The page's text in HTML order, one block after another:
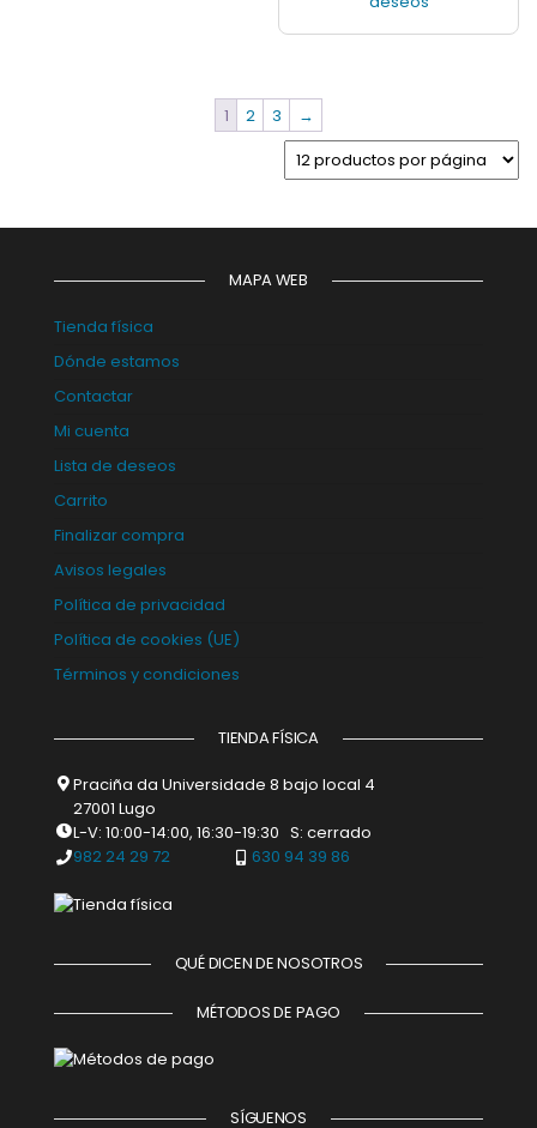
1 2 3 →
MAPA WEB
Tienda física
Dónde estamos
Contactar
Mi cuenta
Lista de deseos
Carrito
Finalizar compra
Avisos legales
Política de privacidad
Política de cookies (UE)
Términos y condiciones
TIENDA FÍSICA
Praciña da Universidade 8 bajo local 4
27001 Lugo
L-V: 10:00-14:00, 16:30-19:30 S: cerrado
982 24 29 72
630 94 39 86
QUÉ DICEN DE NOSOTROS
MÉTODOS DE PAGO
SÍGUENOS